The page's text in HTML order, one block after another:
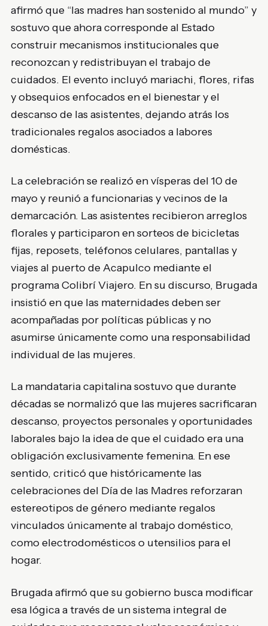
afirmó que “las madres han sostenido al mundo” y
sostuvo que ahora corresponde al Estado
construir mecanismos institucionales que
reconozcan y redistribuyan el trabajo de
cuidados. El evento incluyó mariachi, flores, rifas
y obsequios enfocados en el bienestar y el
descanso de las asistentes, dejando atrás los
tradicionales regalos asociados a labores
domésticas.
La celebración se realizó en vísperas del 10 de
mayo y reunió a funcionarias y vecinos de la
demarcación. Las asistentes recibieron arreglos
florales y participaron en sorteos de bicicletas
fijas, reposets, teléfonos celulares, pantallas y
viajes al puerto de Acapulco mediante el
programa Colibrí Viajero. En su discurso, Brugada
insistió en que las maternidades deben ser
acompañadas por políticas públicas y no
asumirse únicamente como una responsabilidad
individual de las mujeres.
La mandataria capitalina sostuvo que durante
décadas se normalizó que las mujeres sacrificaran
descanso, proyectos personales y oportunidades
laborales bajo la idea de que el cuidado era una
obligación exclusivamente femenina. En ese
sentido, criticó que históricamente las
celebraciones del Día de las Madres reforzaran
estereotipos de género mediante regalos
vinculados únicamente al trabajo doméstico,
como electrodomésticos o utensilios para el
hogar.
Brugada afirmó que su gobierno busca modificar
esa lógica a través de un sistema integral de